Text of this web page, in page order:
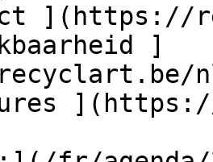
](https://
]